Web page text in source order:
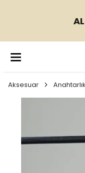
Aksesuar Anahtarlık